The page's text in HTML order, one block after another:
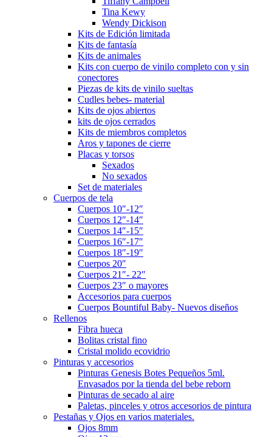
Tina Kewy
Wendy Dickison
Kits de Edición limitada
Kits de fantasía
Kits de animales
Kits con cuerpo de vinilo completo con y sin
conectores
Piezas de kits de vinilo sueltas
Cudles bebes- material
Kits de ojos abiertos
kits de ojos cerrados
Kits de miembros completos
Aros y tapones de cierre
Placas y torsos
Sexados
No sexados
Set de materiales
Cuerpos de tela
Cuerpos 10″-12″
Cuerpos 12″-14″
Cuerpos 14″-15″
Cuerpos 16″-17″
Cuerpos 18″-19″
Cuerpos 20″
Cuerpos 21″- 22″
Cuerpos 23″ o mayores
Accesorios para cuerpos
Cuerpos Bountiful Baby- Nuevos diseños
Rellenos
Fibra hueca
Bolitas cristal fino
Cristal molido ecovidrio
Pinturas y accesorios
Pinturas Genesis Botes Pequeños 5ml.
Envasados por la tienda del bebe reborn
Pinturas de secado al aire
Paletas, pinceles y otros accesorios de pintura
Pestañas y Ojos en varios materiales.
Ojos 8mm